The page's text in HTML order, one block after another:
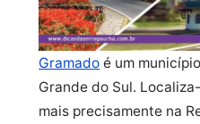
Gramado é um
Grande do Sul.
mais precisamente na